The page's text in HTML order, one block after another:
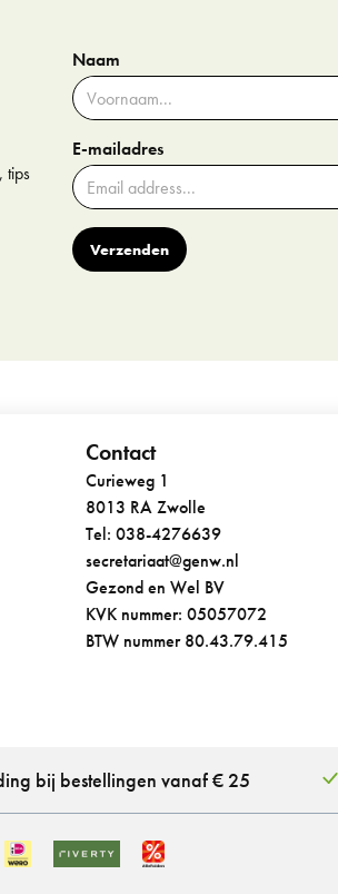
tips
Naam
E-mailadres
Verzenden
Contact
Curieweg 1
8013 RA Zwolle
Tel: 038-4276639
secretariaat@genw.nl
Gezond en Wel BV
KVK nummer: 05057072
BTW nummer 80.43.79.415
bij bestellingen vanaf € 25